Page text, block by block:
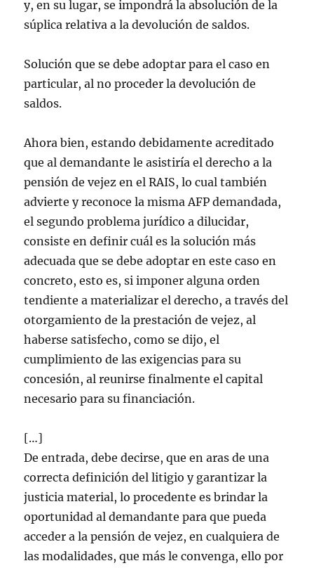
y, en su lugar, se impondrá la absolución de la
súplica relativa a la devolución de saldos.
Solución que se debe adoptar para el caso en
particular, al no proceder la devolución de
saldos.
Ahora bien, estando debidamente acreditado
que al demandante le asistiría el derecho a la
pensión de vejez en el RAIS, lo cual también
advierte y reconoce la misma AFP demandada,
el segundo problema jurídico a dilucidar,
consiste en definir cuál es la solución más
adecuada que se debe adoptar en este caso en
concreto, esto es, si imponer alguna orden
tendiente a materializar el derecho, a través del
otorgamiento de la prestación de vejez, al
haberse satisfecho, como se dijo, el
cumplimiento de las exigencias para su
concesión, al reunirse finalmente el capital
necesario para su financiación.
[…]
De entrada, debe decirse, que en aras de una
correcta definición del litigio y garantizar la
justicia material, lo procedente es brindar la
oportunidad al demandante para que pueda
acceder a la pensión de vejez, en cualquiera de
las modalidades, que más le convenga, ello por